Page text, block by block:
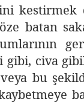
batan
civa
bu